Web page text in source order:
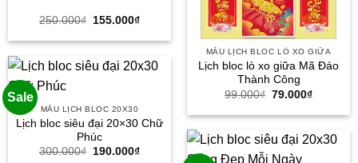
MẪU LỊCH BLOC LÒ XO GIỮA
Lịch bloc lò xo giữa Mã Đáo
Thành Công
99.000₫ Giá
là:
79.000₫Giá
tại
79.000₫.
250.000₫
Giá
là:
155.000₫Giá
tại
155.000₫.
Sale
MẪU LỊCH BLOC 20X30
Lịch bloc siêu đại 20×30 Chữ
Phúc
300.000₫
Giá
190.000₫Giá